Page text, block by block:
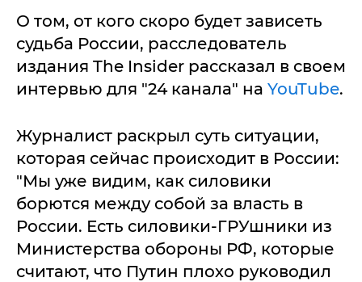
О том, от кого скоро будет зависеть
судьба России, расследователь
издания The Insider рассказал в своем
интервью для "24 канала" на YouTube.
Журналист раскрыл суть ситуации,
которая сейчас происходит в России:
"Мы уже видим, как силовики
борются между собой за власть в
России. Есть силовики-ГРУшники из
Министерства обороны РФ, которые
считают, что Путин плохо руководил